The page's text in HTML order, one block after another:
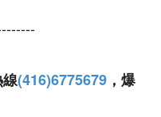
(416)6775679 ，爆